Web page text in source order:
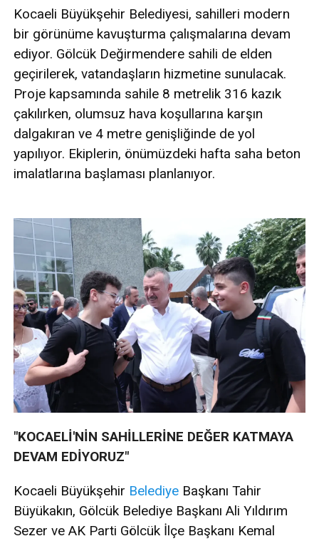
Kocaeli Büyükşehir Belediyesi, sahilleri modern
bir görünüme kavuşturma çalışmalarına devam
ediyor. Gölcük Değirmendere sahili de elden
geçirilerek, vatandaşların hizmetine sunulacak.
Proje kapsamında sahile 8 metrelik 316 kazık
çakılırken, olumsuz hava koşullarına karşın
dalgakıran ve 4 metre genişliğinde de yol
yapılıyor. Ekiplerin, önümüzdeki hafta saha beton
imalatlarına başlaması planlanıyor.
"KOCAELİ'NİN SAHİLLERİNE DEĞER KATMAYA
DEVAM EDİYORUZ"
Kocaeli Büyükşehir Belediye Başkanı Tahir
Büyükakın, Gölcük Belediye Başkanı Ali Yıldırım
Sezer ve AK Parti Gölcük İlçe Başkanı Kemal